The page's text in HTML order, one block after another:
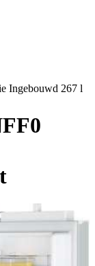
Ingebouwd 267 l